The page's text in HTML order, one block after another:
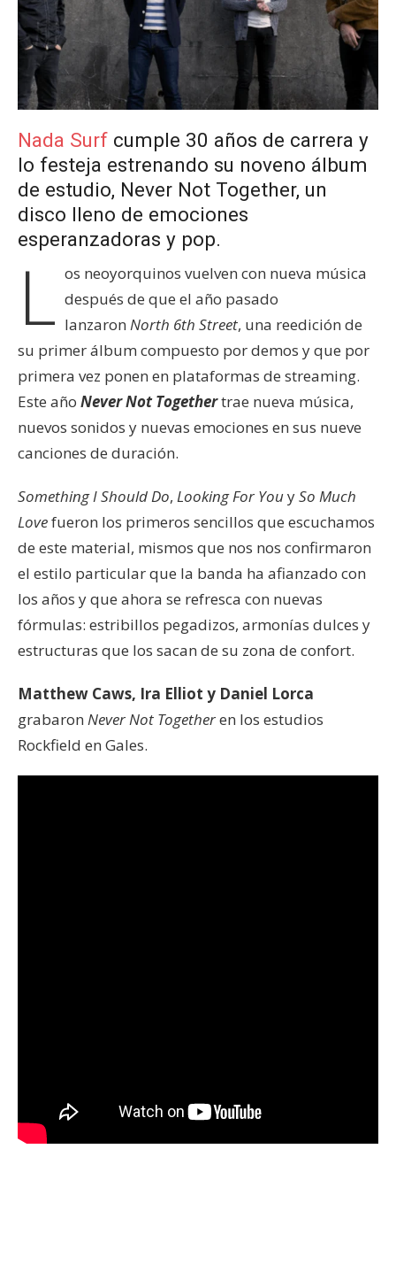
Nada Surf cumple 30 años de carrera y
lo festeja estrenando su noveno álbum
de estudio, Never Not Together, un
disco lleno de emociones
esperanzadoras y pop.
L os neoyorquinos vuelven con nueva música
después de que el año pasado
lanzaron North 6th Street, una reedición de
su primer álbum compuesto por demos y que por
primera vez ponen en plataformas de streaming.
Este año Never Not Togethertrae nueva música,
nuevos sonidos y nuevas emociones en sus nueve
canciones de duración.
Something I Should Do, Looking For YouySo Much
Lovefueron los primeros sencillos que escuchamos
de este material, mismos que nos nos confirmaron
el estilo particular que la banda ha afianzado con
los años y que ahora se refresca con nuevas
fórmulas: estribillos pegadizos, armonías dulces y
estructuras que los sacan de su zona de confort.
Matthew Caws, Ira Elliot y Daniel Lorca
grabaron Never Not Togetheren los estudios
Rockfield en Gales.